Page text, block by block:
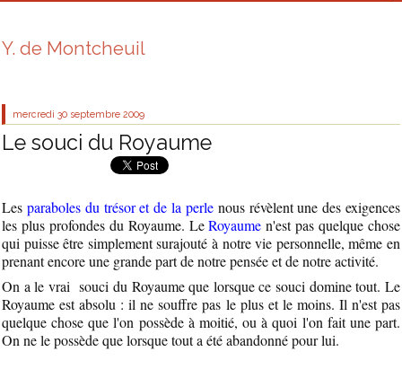
Y. de Montcheuil
mercredi 30 septembre 2009
Le souci du Royaume
Les paraboles du trésor et de la perlenous révèlent une des exigences
les plus profondes du Royaume. LeRoyaume n'est pas quelque chose
qui puisse être simplement surajouté à notre vie personnelle, même en
prenant encore une grande part de notre pensée et de notre activité.
On a le vrai souci du Royaume que lorsque ce souci domine tout. Le
Royaume est absolu : il ne souffre pas le plus et le moins. Il n'est pas
quelque chose que l'on possède à moitié, ou à quoi l'on fait une part.
On ne le possède que lorsque tout a été abandonné pour lui.